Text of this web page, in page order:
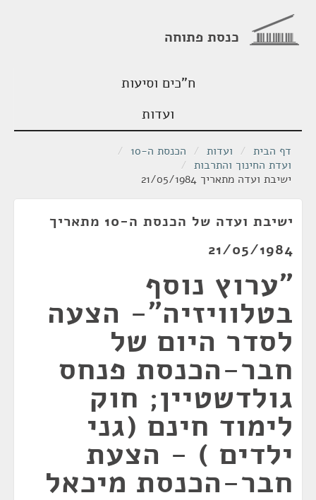
כנסת פתוחה
ח"כים וסיעות
ועדות
דף הבית / ועדות / הכנסת ה-10
/
ועדת החינוך והתרבות /
ישיבת ועדה מתאריך 21/05/1984
ישיבת ועדה של הכנסת ה-10 מתאריך
21/05/1984
"ערוץ נוסף
בטלוויזיה"- הצעה
לסדר היום של
חבר-הכנסת פנחס
גולדשטיין; חוק
לימוד חינם (גני
ילדים ) - הצעת
חבר-הכנסת מיכאל